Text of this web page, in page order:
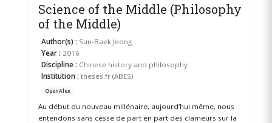
Science of the Middle (Philosophy
of the Middle)
Author(s) : Sun-Baek Jeong
Year : 2016
Discipline : Chinese history and philosophy
Institution : theses.fr (ABES)
OpenAlex
Au début du nouveau millénaire, aujourd’hui même, nous
entendons sans cesse de part en part des clameurs sur la